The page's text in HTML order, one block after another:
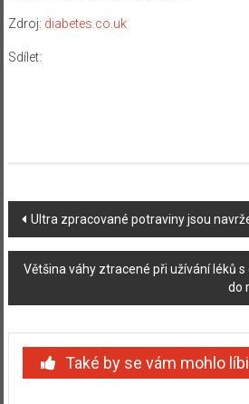
Zdroj: diabetes.co.uk
Sdílet:
Navigace
příspěvku
Ultra zpracované potraviny jsou
Většina váhy ztracené při užívání léků
do
Také by se vám mohlo